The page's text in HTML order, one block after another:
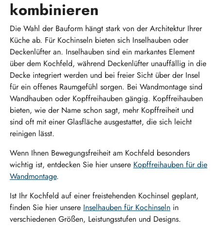
kombinieren
Die Wahl der Bauform hängt stark von der Architektur Ihrer
Küche ab. Für Kochinseln bieten sich Inselhauben oder
Deckenlüfter an. Inselhauben sind ein markantes Element
über dem Kochfeld, während Deckenlüfter unauffällig in die
Decke integriert werden und bei freier Sicht über der Insel
für ein offenes Raumgefühl sorgen. Bei Wandmontage sind
Wandhauben oder Kopffreihauben gängig. Kopffreihauben
bieten, wie der Name schon sagt, mehr Kopffreiheit und
sind oft mit einer Glasfläche ausgestattet, die sich leicht
reinigen lässt.
Wenn Ihnen Bewegungsfreiheit am Kochfeld besonders
wichtig ist, entdecken Sie hier unsere Kopffreihauben für die
Wandmontage.
Ist Ihr Kochfeld auf einer freistehenden Kochinsel geplant,
finden Sie hier unsere Inselhauben für Kochinseln in
verschiedenen Größen, Leistungsstufen und Designs.